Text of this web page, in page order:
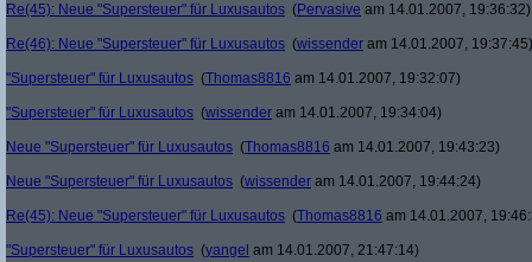
Re(45): Neue "Supersteuer" für Luxusautos (Pervasive am 14.01.2007, 19:36:32)
Re(46): Neue "Supersteuer" für Luxusautos (wissender am 14.01.2007, 19:37:45)
"Supersteuer" für Luxusautos (Thomas8816 am 14.01.2007, 19:32:07)
"Supersteuer" für Luxusautos (wissender am 14.01.2007, 19:34:04)
Neue "Supersteuer" für Luxusautos (Thomas8816 am 14.01.2007, 19:43:23)
Neue "Supersteuer" für Luxusautos (wissender am 14.01.2007, 19:44:24)
Re(45): Neue "Supersteuer" für Luxusautos (Thomas8816 am 14.01.2007,
"Supersteuer" für Luxusautos (yangel am 14.01.2007, 21:47:14)